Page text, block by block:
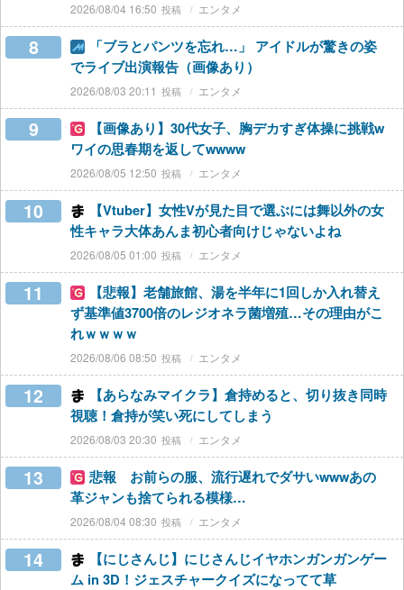
2026/08/04 16:50 エンタメ
8
「ブラとパンツを忘れ…」 アイドルが驚きの姿
でライブ出演報告（画像あり）
2026/08/03 20:11 エンタメ
9
【画像あり】30代女子、胸デカすぎ体操に挑戦w
ワイの思春期を返してwwww
2026/08/05 12:50 エンタメ
10
【Vtuber】女性Vが見た目で選ぶには舞以外の女
性キャラ大体あんま初心者向けじゃないよね
2026/08/05 01:00 エンタメ
11
【悲報】老舗旅館、湯を半年に1回しか入れ替え
ず基準値3700倍のレジオネラ菌増殖…その理由がこ
れｗｗｗｗ
2026/08/06 08:50 エンタメ
12
【あらなみマイクラ】倉持めると、切り抜き同時
視聴！倉持が笑い死にしてしまう
2026/08/03 20:30 エンタメ
13
悲報 お前らの服、流行遅れでダサいwwwあの
革ジャンも捨てられる模様…
2026/08/04 08:30 エンタメ
14
【にじさんじ】にじさんじイヤホンガンガンゲー
ム in 3D！ジェスチャークイズになってて草